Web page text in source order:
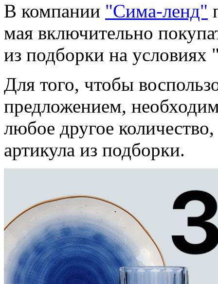
В компании "Сима-ленд"
мая включительно
из подборки на условиях
Для того, чтобы
предложением,
любое другое
артикула из подборки.